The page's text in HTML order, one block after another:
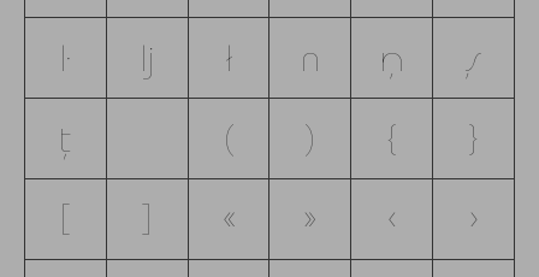
ŀ
ǉ ł n ņ
ş
ţ
( ) {
}
[
] « » ‹
›